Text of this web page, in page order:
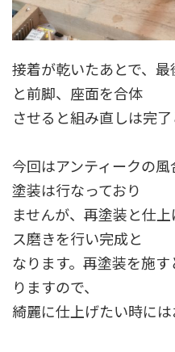
接着が乾いたあとで、
と前脚、座面を合体
させると組み直しは完了
今回はアンティークの
塗装は行なっており
ませんが、再塗装と仕
ス磨きを行い完成と
なります。再塗装を施
りますので、
綺麗に仕上げたい時には